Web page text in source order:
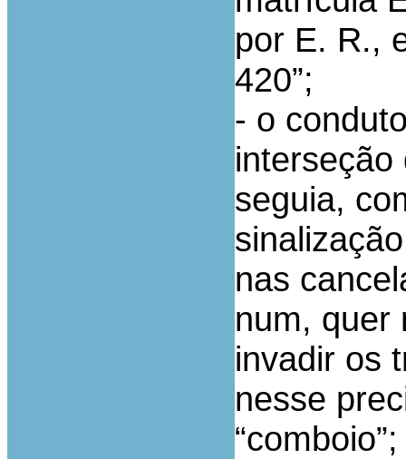
por E. R.,
420”;
- o
interseção
seguia,
nas
num, quer
invadir os
nesse
“comboio”;